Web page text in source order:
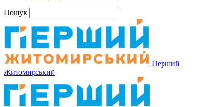
Пошук
Перший
Житомирський